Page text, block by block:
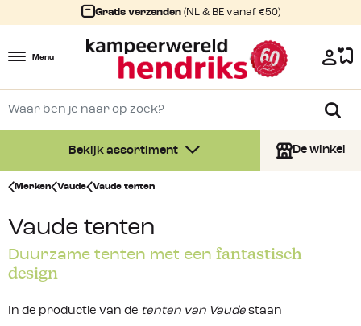
Gratis verzenden (NL & BE vanaf €50)
Menu
Bekijk assortiment De winkel
Merken Vaude Vaude tenten
Vaude tenten
Duurzame tenten met een fantastisch
design
In de productie van de tenten van Vaude staan